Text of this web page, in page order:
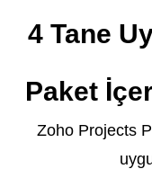
4 Tane
Paket
​Zoho Projects